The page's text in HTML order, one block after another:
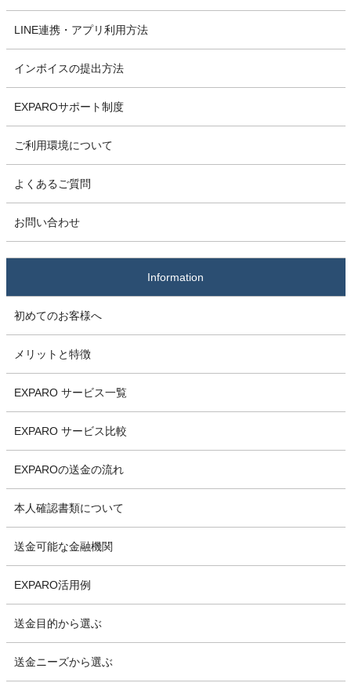
LINE連携・アプリ利用方法
インボイスの提出方法
EXPAROサポート制度
ご利用環境について
よくあるご質問
お問い合わせ
Information
初めてのお客様へ
メリットと特徴
EXPARO サービス一覧
EXPARO サービス比較
EXPAROの送金の流れ
本人確認書類について
送金可能な金融機関
EXPARO活用例
送金目的から選ぶ
送金ニーズから選ぶ